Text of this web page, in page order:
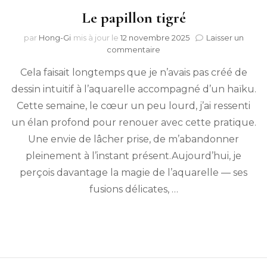
Le papillon tigré
par Hong-Gi mis à jour le 12 novembre 2025
Laisser un
commentaire
papillon
tigré
Cela faisait longtemps que je n’avais pas créé de
dessin intuitif à l’aquarelle accompagné d’un haïku.
Cette semaine, le cœur un peu lourd, j’ai ressenti
un élan profond pour renouer avec cette pratique.
Une envie de lâcher prise, de m’abandonner
pleinement à l’instant présent.Aujourd’hui, je
perçois davantage la magie de l’aquarelle — ses
fusions délicates, …